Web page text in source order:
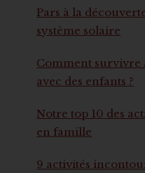
Pars à la
système solaire
Comment survivre
avec des enfants ?
Notre top 10 des
en famille
9 activités